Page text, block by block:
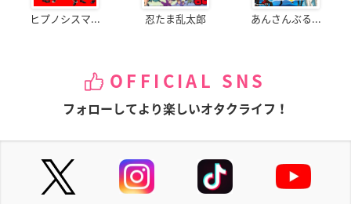
ヒプノシスマ... 忍たま乱太郎 あんさんぶる...
OFFICIAL SNS
フォローしてより楽しいオタクライフ！